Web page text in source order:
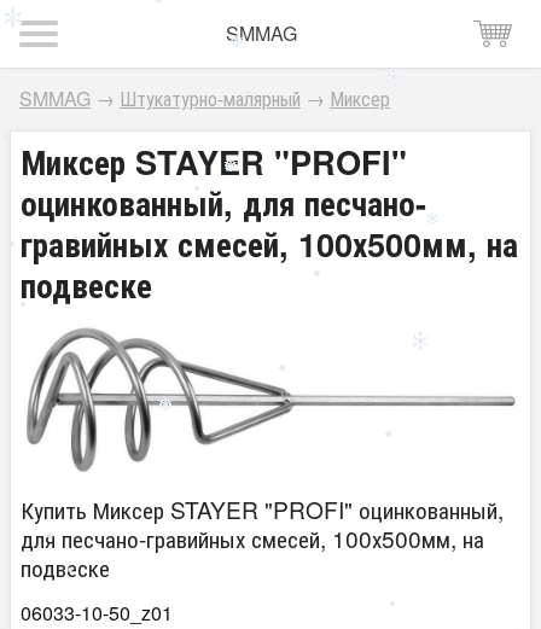
SMMAG
SMMAG → Штукатурно-малярный → Миксер
Миксер STAYER "PROFI"
оцинкованный, для песчано-
гравийных смесей, 100х500мм, на
подвеске
Купить Миксер STAYER "PROFI" оцинкованный,
для песчано-гравийных смесей, 100х500мм, на
подвеске
06033-10-50_z01